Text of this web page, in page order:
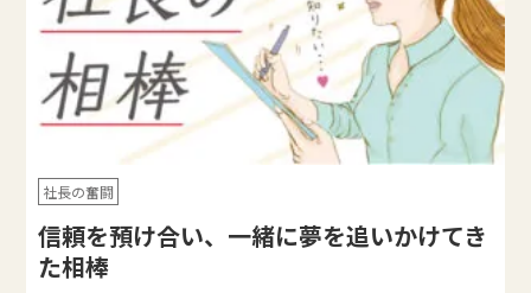
社長の奮闘
信頼を預け合い、一緒に夢を追いかけてき
た相棒